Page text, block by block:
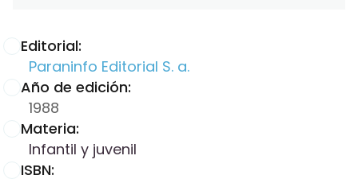
Editorial:
Paraninfo Editorial S. a.
Año de edición:
1988
Materia:
Infantil y juvenil
ISBN: